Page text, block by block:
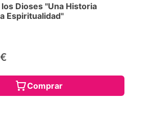
Dioses "Una Historia
Espiritualidad"
Comprar